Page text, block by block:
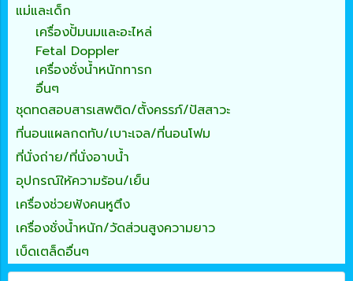
แม่และเด็ก
เครื่องปั้มนมและอะไหล่
Fetal Doppler
เครื่องชั่งน้ำหนักทารก
อื่นๆ
ชุดทดสอบสารเสพติด/ตั้งครรภ์/ปัสสาวะ
ที่นอนแผลกดทับ/เบาะเจล/ที่นอนโฟม
ที่นั่งถ่าย/ที่นั่งอาบน้ำ
อุปกรณ์ให้ความร้อน/เย็น
เครื่องช่วยฟังคนหูตึง
เครื่องชั่งน้ำหนัก/วัดส่วนสูงความยาว
เบ็ดเตล็ดอื่นๆ